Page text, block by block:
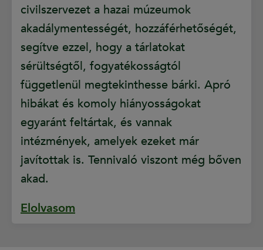
civilszervezet a hazai múzeumok
akadálymentességét, hozzáférhetőségét,
segítve ezzel, hogy a tárlatokat
sérültségtől, fogyatékosságtól
függetlenül megtekinthesse bárki. Apró
hibákat és komoly hiányosságokat
egyaránt feltártak, és vannak
intézmények, amelyek ezeket már
javítottak is. Tennivaló viszont még bőven
akad.
Elolvasom